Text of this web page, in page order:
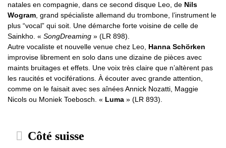
natales en compagnie, dans ce second disque Leo, de Nils
Wogram, grand spécialiste allemand du trombone, l’instrument le
plus “vocal” qui soit. Une démarche forte voisine de celle de
Sainkho. « SongDreaming » (LR 898).
Autre vocaliste et nouvelle venue chez Leo, Hanna Schörken
improvise librement en solo dans une dizaine de pièces avec
maints bruitages et effets. Une voix très claire que n’altèrent pas
les raucités et vociférations. À écouter avec grande attention,
comme on le faisait avec ses aînées Annick Nozatti, Maggie
Nicols ou Moniek Toebosch. « Luma » (LR 893).
Côté suisse